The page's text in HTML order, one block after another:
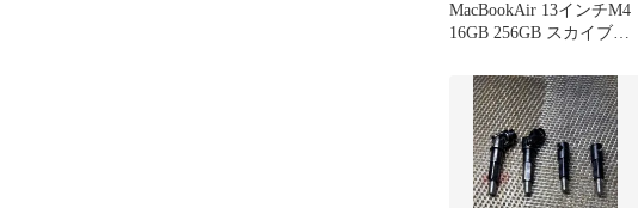
MacBookAir 13インチM4
16GB 256GB スカイブル